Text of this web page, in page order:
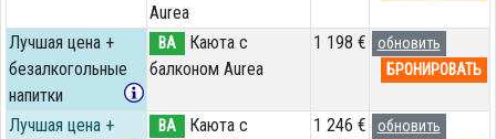
Aurea
Лучшая цена +
безалкогольные
напитки
BA
Каюта с
балконом Aurea
1 198 €
обновить
БРОНИРОВАТЬ
Лучшая цена +
BA
Каюта с
1 246 €
обновить